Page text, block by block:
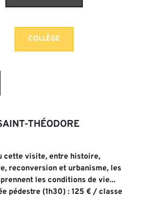
COLLÈGE
THÉODORE
cette visite, entre histoire
, reconversion et urbanisme, les
les conditions de vie...
pédestre (1h30) : 125 € / classe